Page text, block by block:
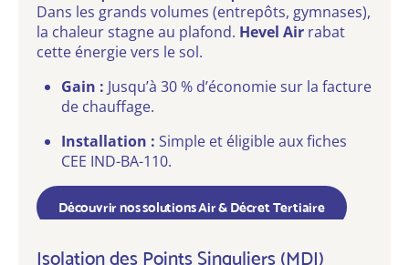
Dans les grands volumes (entrepôts, gymnases),
la chaleur stagne au plafond. Hevel Air rabat
cette énergie vers le sol.
Gain : Jusqu’à 30 % d’économie sur la facture
de chauffage.
Installation : Simple et éligible aux fiches
CEE IND-BA-110.
Découvrir nos solutions Air & Décret Tertiaire
Isolation des Points Singuliers (MDI)